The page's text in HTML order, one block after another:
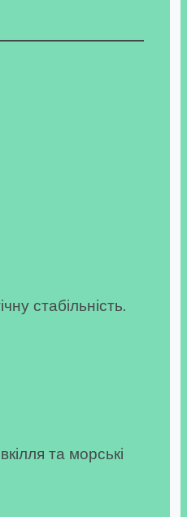
стабільність.
та морські